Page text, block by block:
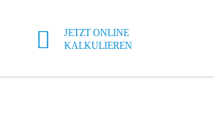
JETZT ONLINE
KALKULIEREN